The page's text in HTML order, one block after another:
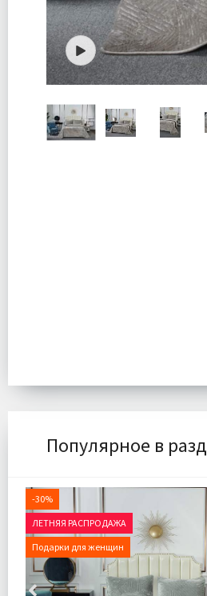
Популярное в
-30%
ЛЕТНЯЯ РАСПРОДАЖА
Подарки для женщин